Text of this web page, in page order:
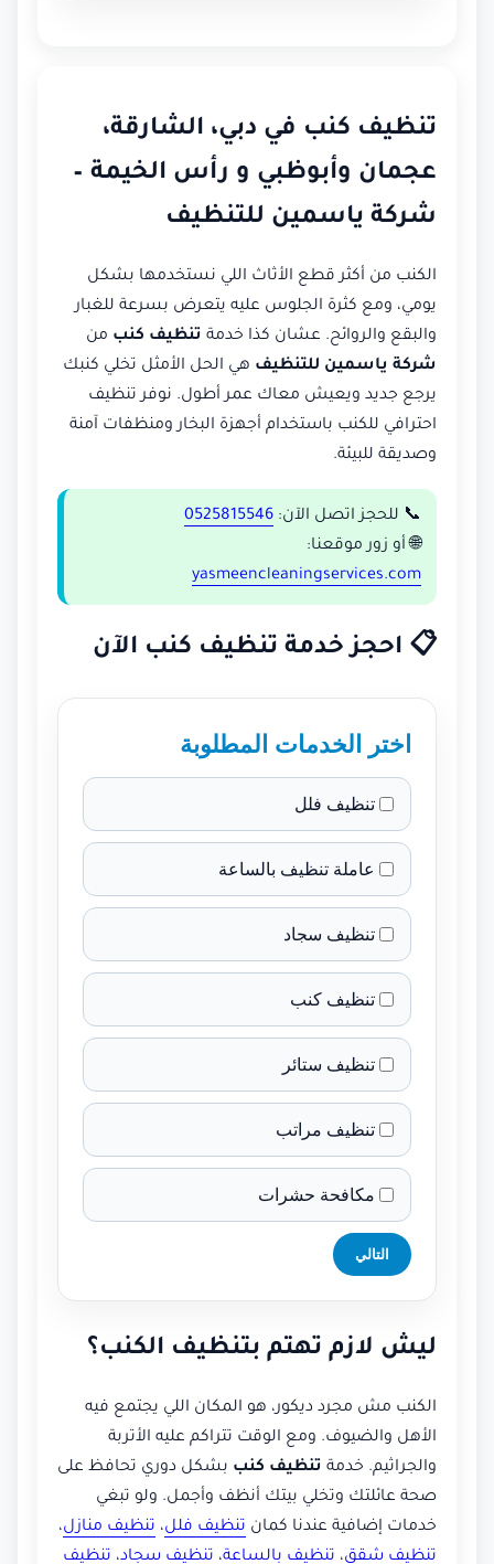
تنظيف كنب في دبي، الشارقة،
عجمان وأبوظبي و رأس الخيمة –
شركة ياسمين للتنظيف
الكنب من أكثر قطع الأثاث اللي نستخدمها بشكل
يومي، ومع كثرة الجلوس عليه يتعرض بسرعة للغبار
والبقع والروائح. عشان كذا خدمة تنظيف كنب من
شركة ياسمين للتنظيف هي الحل الأمثل تخلي كنبك
يرجع جديد ويعيش معاك عمر أطول. نوفر تنظيف
احترافي للكنب باستخدام أجهزة البخار ومنظفات آمنة
وصديقة للبيئة.
📞 للحجز اتصل الآن: 0525815546
🌐 أو زور موقعنا:
yasmeencleaningservices.com
📋 احجز خدمة تنظيف كنب الآن
اختر الخدمات المطلوبة
تنظيف فلل
عاملة تنظيف بالساعة
تنظيف سجاد
تنظيف كنب
تنظيف ستائر
تنظيف مراتب
مكافحة حشرات
التالي
ليش لازم تهتم بتنظيف الكنب؟
الكنب مش مجرد ديكور، هو المكان اللي يجتمع فيه
الأهل والضيوف. ومع الوقت تتراكم عليه الأتربة
والجراثيم. خدمة تنظيف كنب بشكل دوري تحافظ على
صحة عائلتك وتخلي بيتك أنظف وأجمل. ولو تبغي
خدمات إضافية عندنا كمان تنظيف فلل، تنظيف منازل،
تنظيف شقق، تنظيف بالساعة، تنظيف سجاد، تنظيف